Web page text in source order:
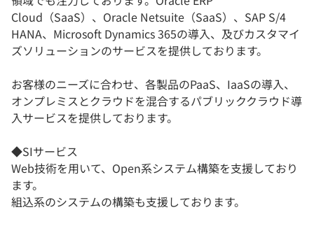
Cloud（SaaS）、Oracle Netsuite（SaaS）、SAP S/4
HANA、Microsoft Dynamics 365の導入、及びカスタマイ
ズソリューションのサービスを提供しております。
お客様のニーズに合わせ、各製品のPaaS、IaaSの導入、
オンプレミスとクラウドを混合するパブリッククラウド導
入サービスを提供しております。
◆SIサービス
Web技術を用いて、Open系システム構築を支援しており
ます。
組込系のシステムの構築も支援しております。